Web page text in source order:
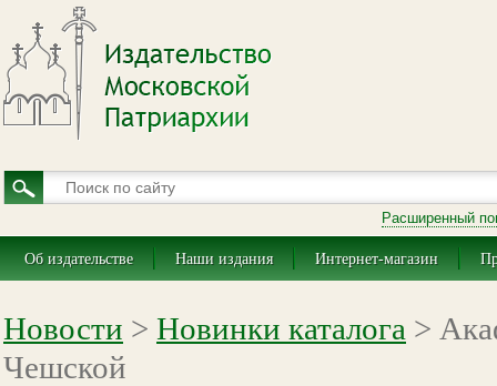
Расширенный
Об издательстве Наши издания Интернет-магазин
Новости > Новинки каталога >
Чешской